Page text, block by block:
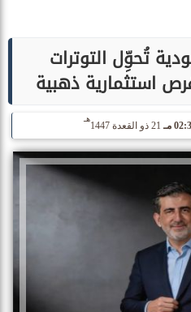
تُحوِّل التوترات
استثمارية ذهبية
مـ 21 ذو القعدة 1447
هـ